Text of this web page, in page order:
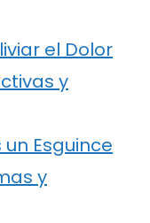
el Dolor
y
Esguince
y